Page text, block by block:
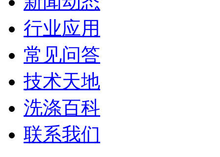
行业应用
常见问答
技术天地
洗涤百科
联系我们